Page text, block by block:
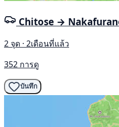
Chitose →
2 จุด · 2เดือนที่แล้ว
352 การดู
บันทึก